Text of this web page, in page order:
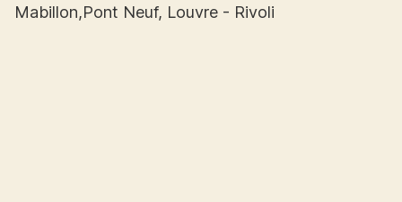
Mabillon,Pont Neuf, Louvre - Rivoli